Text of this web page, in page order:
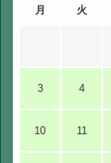
月 火
3 4
10 11